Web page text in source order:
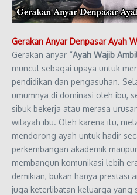
Gerakan Anyar Denpasar Ayah
Gerakan anyar “Ayah Wajib
muncul sebagai upaya untuk
pendidikan dan pengasuhan.
umumnya di dominasi oleh ibu,
sibuk bekerja atau merasa
wilayah ibu. Oleh karena itu,
mendorong ayah untuk hadir
perkembangan akademik
membangun komunikasi lebih
demikian, bukan hanya prestasi
juga keterlibatan keluarga yang